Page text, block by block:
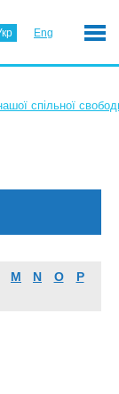
Eng
спільної
M N O
P